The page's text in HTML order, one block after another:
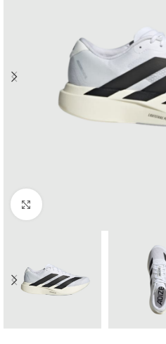
Click to enlarge